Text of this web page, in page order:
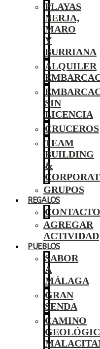
PLAYAS
NERJA,
MARO
Y
BURRIANA
ALQUILER
SIN
LICENCIA
CRUCEROS
TEAM
BUILDING
&
GRUPOS
REGALOS
CONTACTO
AGREGAR
ACTIVIDAD
PUEBLOS
SABOR
A
MÁLAGA
GRAN
SENDA
CAMINO